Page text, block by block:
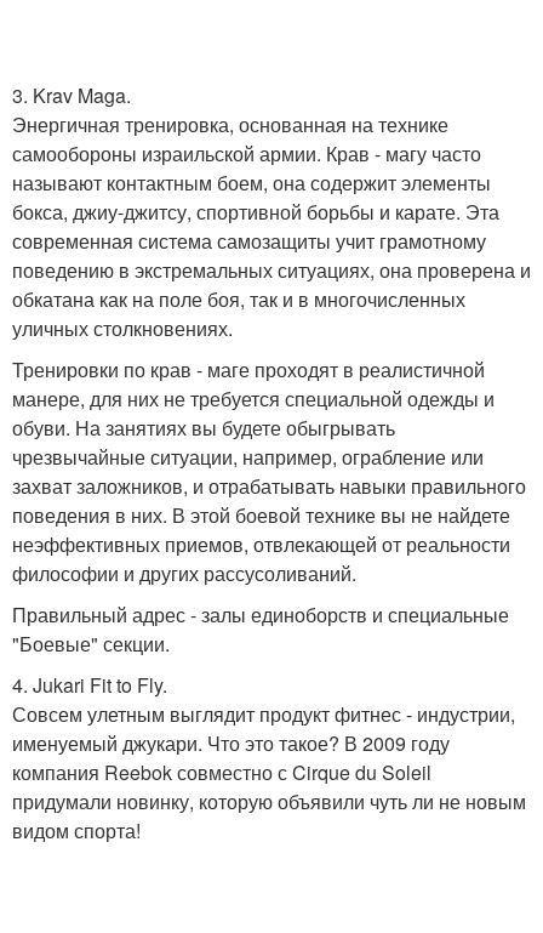
3. Krav Maga.
Энергичная тренировка, основанная на технике
самообороны израильской армии. Крав - магу часто
называют контактным боем, она содержит элементы
бокса, джиу-джитсу, спортивной борьбы и карате. Эта
современная система самозащиты учит грамотному
поведению в экстремальных ситуациях, она проверена и
обкатана как на поле боя, так и в многочисленных
уличных столкновениях.
Тренировки по крав - маге проходят в реалистичной
манере, для них не требуется специальной одежды и
обуви. На занятиях вы будете обыгрывать
чрезвычайные ситуации, например, ограбление или
захват заложников, и отрабатывать навыки правильного
поведения в них. В этой боевой технике вы не найдете
неэффективных приемов, отвлекающей от реальности
философии и других рассусоливаний.
Правильный адрес - залы единоборств и специальные
"Боевые" секции.
4. Jukari Fit to Fly.
Совсем улетным выглядит продукт фитнес - индустрии,
именуемый джукари. Что это такое? В 2009 году
компания Reebok совместно с Cirque du Soleil
придумали новинку, которую объявили чуть ли не новым
видом спорта!